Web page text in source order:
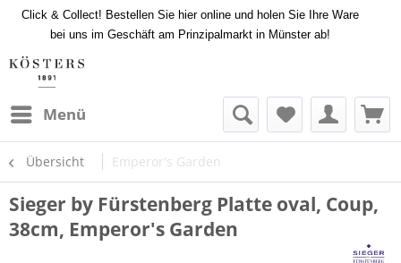
Click & Collect! Bestellen Sie hier online und holen Sie Ihre Ware
bei uns im Geschäft am Prinzipalmarkt in Münster ab!
Menü
Übersicht Emperor's Garden
Sieger by Fürstenberg Platte oval, Coup,
38cm, Emperor's Garden